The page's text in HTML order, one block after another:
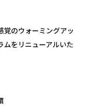
覚のウォーミングアッ
ムをリニューアルいた